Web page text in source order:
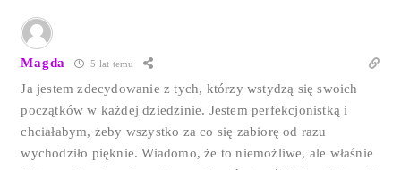
Magda 5 lat temu
Ja jestem zdecydowanie z tych, którzy wstydzą się swoich
początków w każdej dziedzinie. Jestem perfekcjonistką i
chciałabym, żeby wszystko za co się zabiorę od razu
wychodziło pięknie. Wiadomo, że to niemożliwe, ale właśnie